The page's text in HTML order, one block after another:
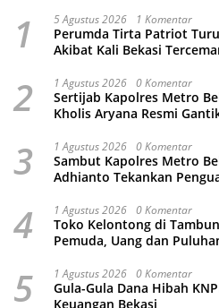
1 5 Agustus 2026 1 Komentar
Perumda Tirta Patriot
Akibat Kali Bekasi
2 1 Agustus 2026 0 Komentar
Sertijab Kapolres Metro
Kholis Aryana Resmi
3 1 Agustus 2026 0 Komentar
Sambut Kapolres Metro
Adhianto Tekankan
4 1 Agustus 2026 0 Komentar
Toko Kelontong di
Pemuda, Uang dan
5 1 Agustus 2026 0 Komentar
Gula-Gula Dana Hibah
Keuangan Bekasi